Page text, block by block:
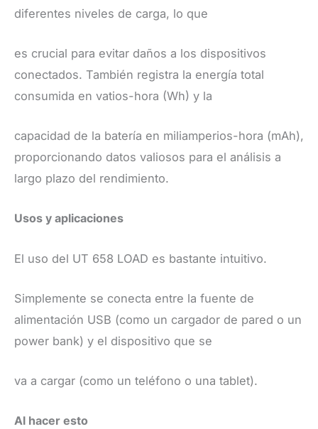
diferentes niveles de carga, lo que
es crucial para evitar daños a los dispositivos
conectados. También registra la energía total
consumida en vatios-hora (Wh) y la
capacidad de la batería en miliamperios-hora (mAh),
proporcionando datos valiosos para el análisis a
largo plazo del rendimiento. ​
Usos y aplicaciones
El uso del UT 658 LOAD es bastante intuitivo.
Simplemente se conecta entre la fuente de
alimentación USB (como un cargador de pared o un
power bank) y el dispositivo que se
va a cargar (como un teléfono o una tablet).
Al hacer esto